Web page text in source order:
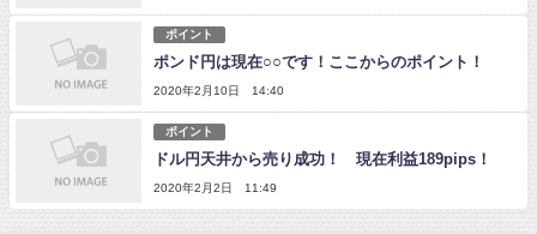
ポイント
ポンド円は現在○○です！ここからのポイント！
2020年2月10日 14:40
ポイント
ドル円天井から売り成功！ 現在利益189pips！
2020年2月2日 11:49